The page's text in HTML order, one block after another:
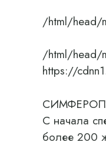
/html/head/
/html/head/
https://
С начала
более 200